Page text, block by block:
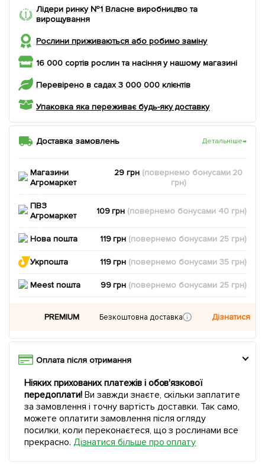
Лідери ринку №1 Власне виробництво та
вирощування
Рослини приживаються або робимо заміну
16 000 сортів рослин та насіння у нашому магазині
Перевірено в садах 3 000 000 клієнтів
Упаковка яка переживає будь-яку доставку
Доставка замовлень Детальніше→
Магазини
Агромаркет
29 грн (повернемобонусами 20
грн)
ПВЗ
Агромаркет
109 грн (повернемо бонусами 40 грн)
Нова пошта 119 грн (повернемо бонусами 25 грн)
Укрпошта 119 грн (повернемо бонусами35 грн)
Meest пошта 99 грн (повернемо бонусами 25 грн)
PREMIUM Безкоштовна доставка Дізнатися
Оплата після отримання
Ніяких прихованих платежів і обов'язкової
передоплати!Ви завжди знаєте, скільки заплатите
за замовлення і точну вартість доставки. Так само,
можете оплатити замовлення після огляду
посилки, коли переконаєтеся, що з рослинами все
прекрасно. Дізнатися більше про оплату